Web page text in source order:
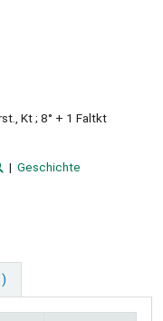
Kt ; 8° + 1 Faltkt
Geschichte